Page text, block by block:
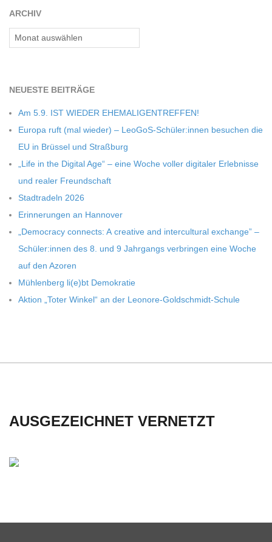
C
H
M
I
D
T
-
S
C
H
E
ARCHIV
Archiv
NEU­ESTE BEITRÄGE
Am 5.9. IST WIEDER EHEMALIGENTREFFEN!
Europa ruft (mal wie­der) – LeoGoS-Schüler:innen besu­chen die
EU in Brüs­sel und Straßburg
„Life in the Digi­tal Age“ – eine Woche vol­ler digi­ta­ler Erleb­nisse
und rea­ler Freundschaft
Stadt­ra­deln 2026
Erin­ne­run­gen an Hannover
„Demo­cracy con­nects: A crea­tive and inter­cul­tu­ral exch­ange” –
Schüler:innen des 8. und 9 Jahr­gangs ver­brin­gen eine Woche
auf den Azoren
Müh­len­berg li(e)bt Demokratie
Aktion „Toter Win­kel“ an der Leonore-Goldschmidt-Schule
AUSGEZEICHNET VERNETZT